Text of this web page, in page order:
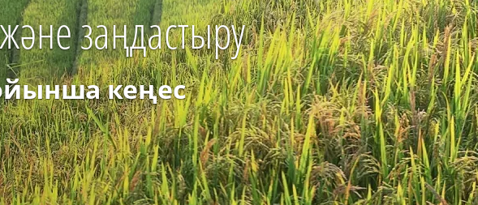
заңдастыру
кеңес